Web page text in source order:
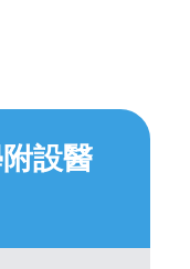
設醫